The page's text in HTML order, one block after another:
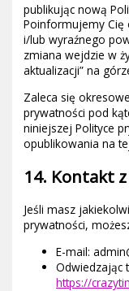
publikując nową
Poinformujemy Cię
i/lub wyraźnego
zmiana wejdzie w
aktualizacji” na
Zaleca się
prywatności pod
niniejszej Polityce
opublikowania na
14. Kontakt
Jeśli masz
prywatności,
E-mail:
Odwiedzając
https://